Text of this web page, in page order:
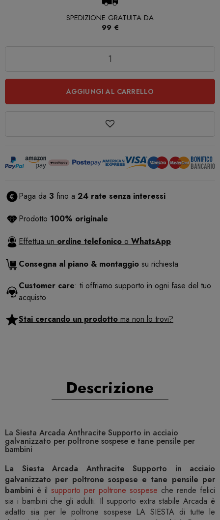
SPEDIZIONE GRATUITA DA
99 €
AGGIUNGI AL CARRELLO
Paga da 3 fino a 24 rate senza interessi
Prodotto 100% originale
Effettua un ordine telefonico o WhatsApp
Consegna al piano & montaggio su richiesta
Customer care: ti offriamo supporto in ogni fase del tuo
acquisto
Stai cercando un prodotto ma non lo trovi?
Descrizione
La Siesta Arcada Anthracite Supporto in acciaio
galvanizzato per poltrone sospese e tane pensile per
bambini
La Siesta Arcada Anthracite Supporto in acciaio
galvanizzato per poltrone sospese e tane pensile per
bambini è il supporto per poltrone sospese che rende felici
sia i bambini che gli adulti: Il supporto extra stabile Arcada è
adatto sia per le poltrone sospese LA SIESTA di tutte le